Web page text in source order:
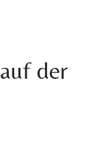
auf der